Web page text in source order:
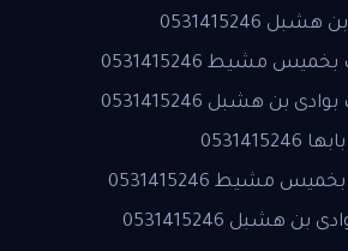
0531415246
مشيط 0531415246
بن هشبل 0531415246
مشيط 0531415246
0531415246